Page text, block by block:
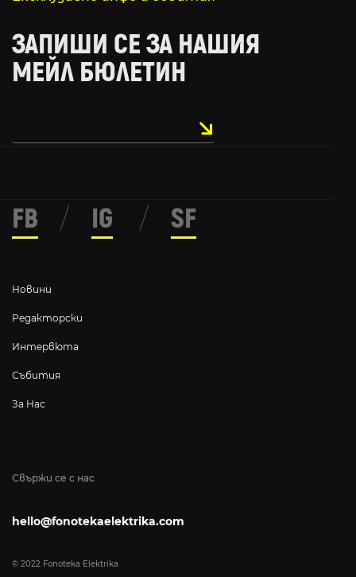
ЗАПИШИ СЕ ЗА НАШИЯ
МЕЙЛ БЮЛЕТИН
Свържи се с нас
hello@fonotekaelektrika.com
© 2022 Fonoteka Elektrika
Новини
Редакторски
Интервюта
Събития
За Нас
FB / IG / SF